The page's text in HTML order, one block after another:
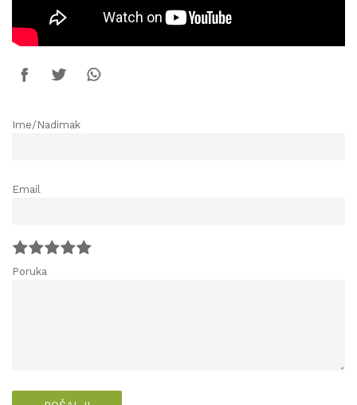
Ime/Nadimak
Email
Poruka